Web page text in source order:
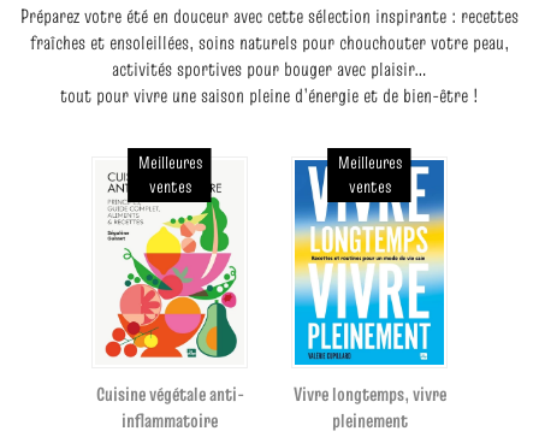
Préparez votre été en douceur avec cette sélection inspirante : recettes
fraîches et ensoleillées, soins naturels pour chouchouter votre peau,
activités sportives pour bouger avec plaisir…
tout pour vivre une saison pleine d’énergie et de bien-être !
Meilleures
ventes
Cuisine végétale anti-
inflammatoire
Meilleures
ventes
Vivre longtemps, vivre
pleinement